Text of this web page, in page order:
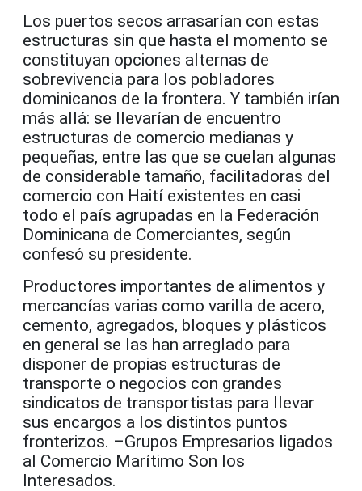
Los puertos secos arrasarían con estas
estructuras sin que hasta el momento se
constituyan opciones alternas de
sobrevivencia para los pobladores
dominicanos de la frontera. Y también irían
más allá: se llevarían de encuentro
estructuras de comercio medianas y
pequeñas, entre las que se cuelan algunas
de considerable tamaño, facilitadoras del
comercio con Haití existentes en casi
todo el país agrupadas en la Federación
Dominicana de Comerciantes, según
confesó su presidente.
Productores importantes de alimentos y
mercancías varias como varilla de acero,
cemento, agregados, bloques y plásticos
en general se las han arreglado para
disponer de propias estructuras de
transporte o negocios con grandes
sindicatos de transportistas para llevar
sus encargos a los distintos puntos
fronterizos. –Grupos Empresarios ligados
al Comercio Marítimo Son los
Interesados.